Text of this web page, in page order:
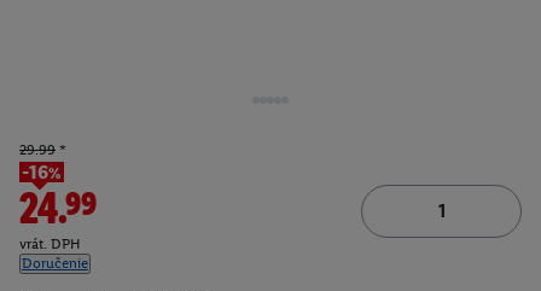
29.99 *
-16%
24.99
vrát. DPH
Doručenie